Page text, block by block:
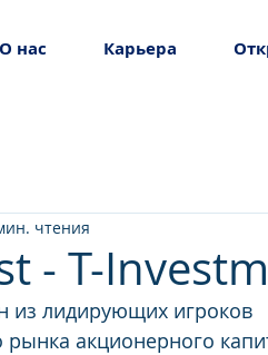
О нас Карьера
- T-
чтения
из лидирующих игроков
рынка акционерного